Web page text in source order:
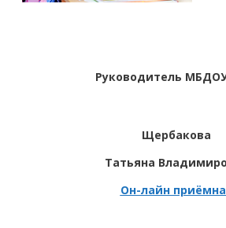
Руководитель
Щербакова
Татьяна
Он-лайн